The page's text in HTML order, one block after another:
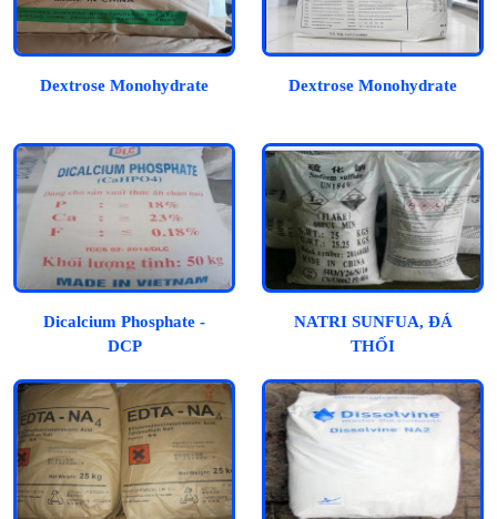
Dextrose Monohydrate Dextrose Monohydrate
Dicalcium Phosphate -
DCP
NATRI SUNFUA, ĐÁ
THỐI